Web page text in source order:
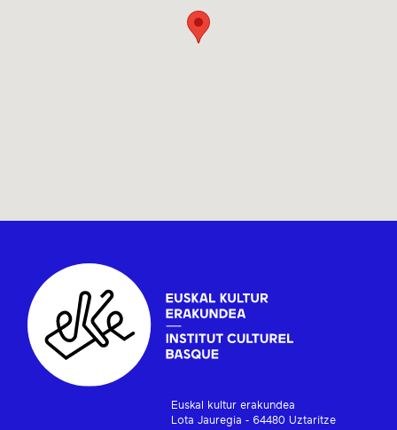
Euskal kultur erakundea
Lota Jauregia - 64480 Uztaritze